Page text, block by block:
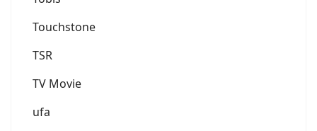
Touchstone
TSR
TV Movie
ufa